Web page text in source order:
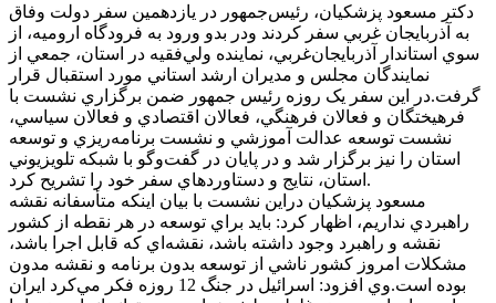
دکتر مسعود پزشکيان، رئيس‌جمهور در يازدهمين سفر دولت وفاق
به آذربايجان غربي سفر کردند ودر بدو ورود به فرودگاه اروميه، از
سوي استاندار آذربايجان‌غربي، نماينده ولي‌فقيه در استان، جمعي از
نمايندگان مجلس و مديران ارشد استاني مورد استقبال قرار
گرفت.در اين سفر يک‌ روزه رئيس جمهور ضمن برگزاري نشست با
فرهيختگان و فعالان فرهنگي، فعالان اقتصادي و فعالان سياسي،
نشست توسعه عدالت آموزشي و نشست برنامه‌ريزي و توسعه
استان را نيز برگزار شد و در پايان در گفت‌وگو با شبکه تلويزيوني
استان، نتايج و دستاوردهاي سفر خود را تشريح کرد.
مسعود پزشکيان دراين نشست با بيان اينکه متأسفانه نقشه
راهبردي نداريم، اظهار کرد: بايد براي توسعه در هر نقطه از کشور
نقشه و راهبرد وجود داشته باشد، نقشه‌اي که قابل اجرا باشد،
مشکلات امروز کشور ناشي از توسعه بدون برنامه و نقشه مدون
بوده است.وي افزود: اسرائيل در جنگ 12 روزه فکر مي‌کرد ايران